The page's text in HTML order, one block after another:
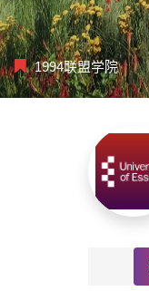
1994联盟学院